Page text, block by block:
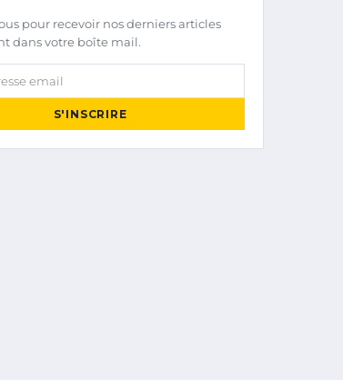
pour recevoir nos derniers articles
dans votre boîte mail.
email
S'INSCRIRE